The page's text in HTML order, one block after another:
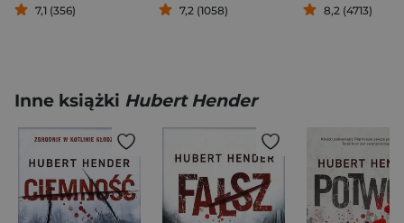
7,1 (356) 7,2 (1058) 8,2 (4713)
Inne książki Hubert Hender